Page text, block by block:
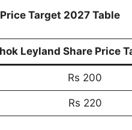
Target 2027 Table
Leyland Share Price
Rs 200
Rs 220